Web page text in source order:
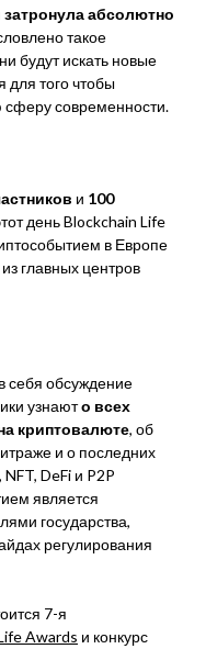
затронула абсолютно
такое
будут искать новые
для того чтобы
сферу современности.
и 100
день Blockchain Life
в Европе
главных центров
себя обсуждение
узнаюто всех
криптовалюте, об
и о последних
DeFi и P2P
является
государства,
регулирования
7-я
Awards и конкурс